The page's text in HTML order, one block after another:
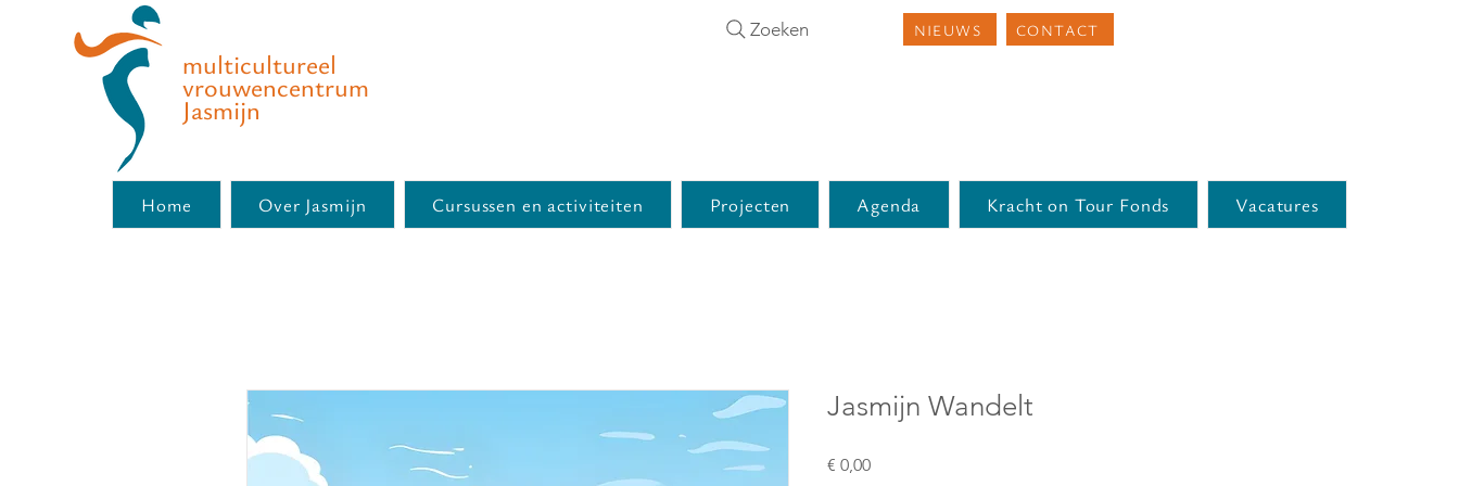
multicultureel
vrouwencentrum
Jasmijn
Zoeken NIEUWS CONTACT
Home Over Jasmijn Cursussen en activiteiten Projecten Agenda Kracht on Tour Fonds Vacatures
Jasmijn Wandelt
€ 0,00Prijs